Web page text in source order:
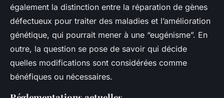
également la distinction entre la réparation de gènes
défectueux pour traiter des maladies et l’amélioration
génétique, qui pourrait mener à une “eugénisme”. En
outre, la question se pose de savoir qui décide
quelles modifications sont considérées comme
bénéfiques ou nécessaires.